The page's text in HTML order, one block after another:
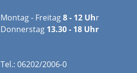
Montag - Freitag8 - 12 Uhr
Donnerstag 13.30 - 18 Uhr
Tel.: 06202/2006-0